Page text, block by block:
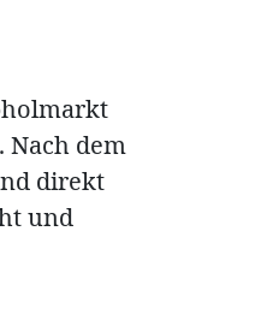
dem
direkt
und